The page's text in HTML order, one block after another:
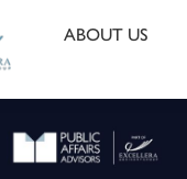
ABOUT US